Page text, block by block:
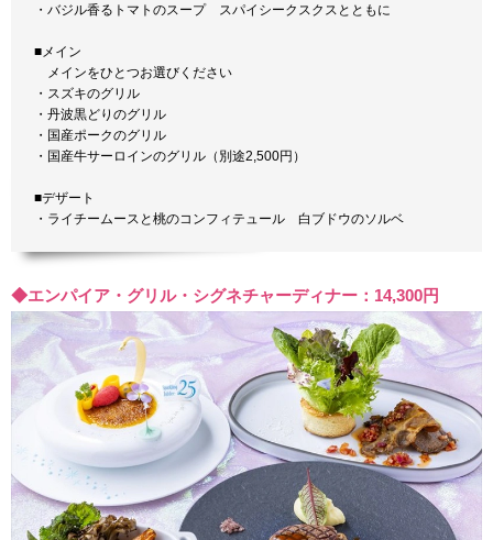
・バジル香るトマトのスープ スパイシークスクスとともに
■メイン
メインをひとつお選びください
・スズキのグリル
・丹波黒どりのグリル
・国産ポークのグリル
・国産牛サーロインのグリル（別途2,500円）
■デザート
・ライチームースと桃のコンフィテュール 白ブドウのソルベ
◆エンパイア・グリル・シグネチャーディナー：14,300円